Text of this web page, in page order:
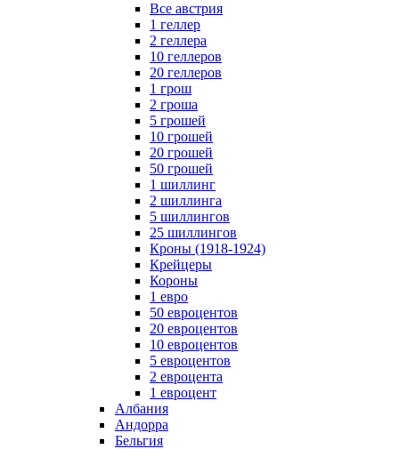
Все австрия
1 геллер
2 геллера
10 геллеров
20 геллеров
1 грош
2 гроша
5 грошей
10 грошей
20 грошей
50 грошей
1 шиллинг
2 шиллинга
5 шиллингов
25 шиллингов
Кроны (1918-1924)
Крейцеры
Короны
1 евро
50 евроцентов
20 евроцентов
10 евроцентов
5 евроцентов
2 евроцента
1 евроцент
Албания
Андорра
Бельгия